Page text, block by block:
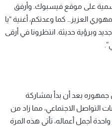
على موقع فيسبوك. وأرفق
العزيز… كما وعدتكم، أغنية “يا
وبرؤية حديثة. انتظرونا في أرقى
بعد أن بدأ بمشاركة
التواصل الاجتماعي، مما زاد من
أجمل أعماله، تأتي هذه المرة